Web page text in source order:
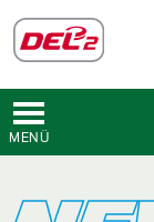
MENÜ